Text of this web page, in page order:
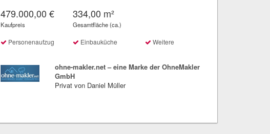
479.000,00 €
Kaufpreis
334,00 m²
Gesamtfläche (ca.)
Personenaufzug Einbauküche Weitere
ohne-makler.net – eine Marke der OhneMakler
GmbH
Privat von Daniel Müller